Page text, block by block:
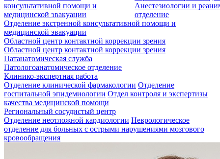
Анестезиологии и
отделение
консультативной помощи и
медицинской эвакуации
Отделение экстренной консультативной помощи и
медицинской эвакуации
Областной центр контактной коррекции зрения
Областной центр контактной коррекции зрения
Патанатомическая служба
Патологоанатомическое отделение
Клинико-экспертная работа
Отделение клинической фармакологии Отделение
госпитальной эпидемиологии Отдел контроля и экспертизы
качества медицинской помощи
Региональный сосудистый центр
Отделение неотложной кардиологии Неврологическое
отделение для больных с острыми нарушениями мозгового
кровообращения